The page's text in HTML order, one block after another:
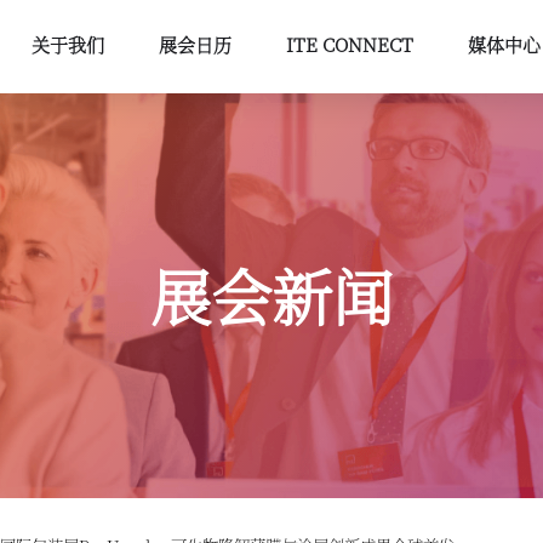
关于我们 展会日历 ITE CONNECT 媒体中心
展会新闻